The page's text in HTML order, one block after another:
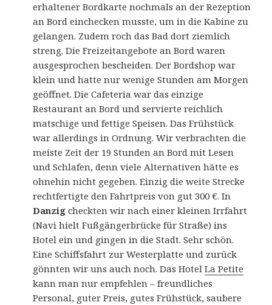
erhaltener Bordkarte nochmals an der Rezeption
an Bord einchecken musste, um in die Kabine zu
gelangen. Zudem roch das Bad dort ziemlich
streng. Die Freizeitangebote an Bord waren
ausgesprochen bescheiden. Der Bordshop war
klein und hatte nur wenige Stunden am Morgen
geöffnet. Die Cafeteria war das einzige
Restaurant an Bord und servierte reichlich
matschige und fettige Speisen. Das Frühstück
war allerdings in Ordnung. Wir verbrachten die
meiste Zeit der 19 Stunden an Bord mit Lesen
und Schlafen, denn viele Alternativen hätte es
ohnehin nicht gegeben. Einzig die weite Strecke
rechtfertigte den Fahrtpreis von gut 300 €. In
Danzig checkten wir nach einer kleinen Irrfahrt
(Navi hielt Fußgängerbrücke für Straße) ins
Hotel ein und gingen in die Stadt. Sehr schön.
Eine Schiffsfahrt zur Westerplatte und zurück
gönnten wir uns auch noch. Das HotelLa Petite
kann man nur empfehlen – freundliches
Personal, guter Preis, gutes Frühstück, saubere